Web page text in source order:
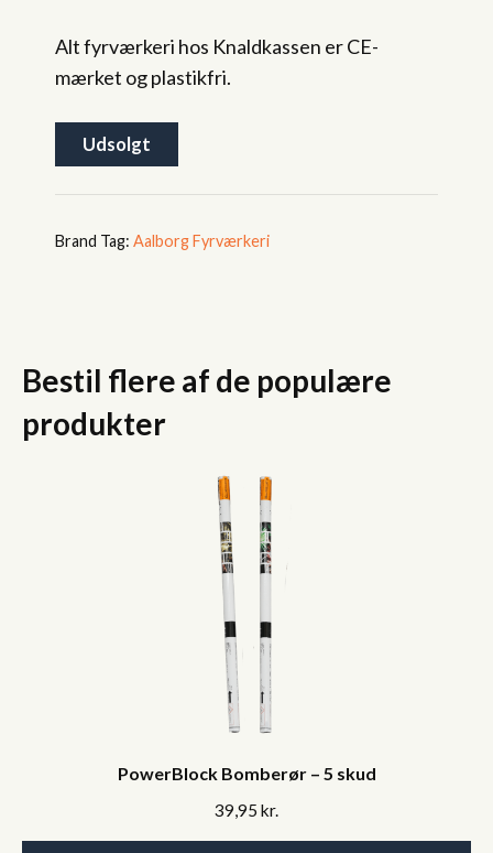
Alt fyrværkeri hos Knaldkassen er CE-
mærket og plastikfri.
Udsolgt
Tag: Aalborg Fyrværkeri
Bestil flere af de populære
produkter
PowerBlock Bomberør – 5 skud
39,95 kr.